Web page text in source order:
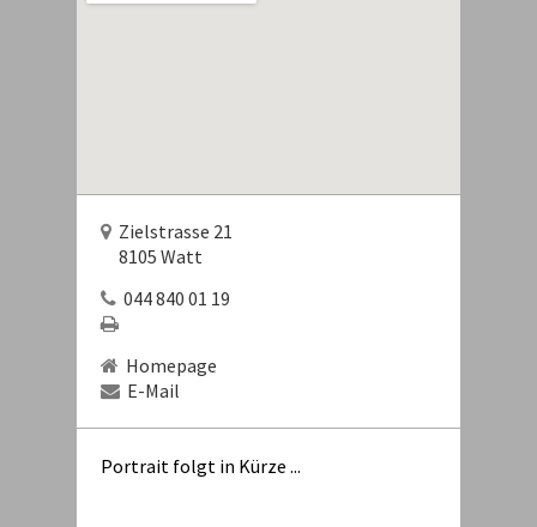
Zielstrasse 21
8105 Watt
044 840 01 19
Homepage
E-Mail
Portrait folgt in Kürze ...